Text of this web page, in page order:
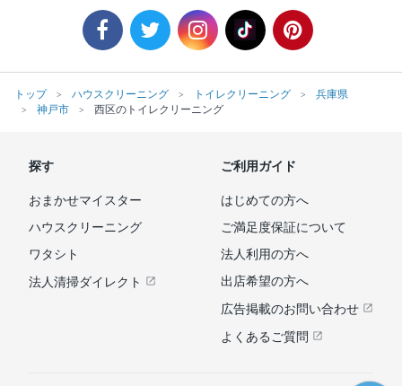
トップ ハウスクリーニング トイレクリーニング
兵庫県
神戸市
西区のトイレクリーニング
探す
おまかせマイスター
ハウスクリーニング
ワタシト
法人清掃ダイレクト
ご利用ガイド
はじめての方へ
ご満足度保証について
法人利用の方へ
出店希望の方へ
広告掲載のお問い合わせ
よくあるご質問